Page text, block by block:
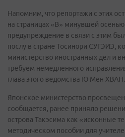
Напомним, что репортажи с этих
на страницах «В» минувшей
предупреждение в связи с этим
послу в стране Тосинори СУГЭИЭ,
министерство иностранных дел и
требуем немедленного
глава этого ведомства Ю Мен ХВАН.
Японское министерство
сообщается, ранее приняло
острова Такэсима как «исконные
методическом пособии для